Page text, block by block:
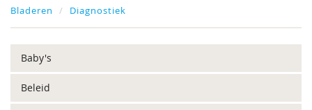
Bladeren Diagnostiek
Baby's
Beleid